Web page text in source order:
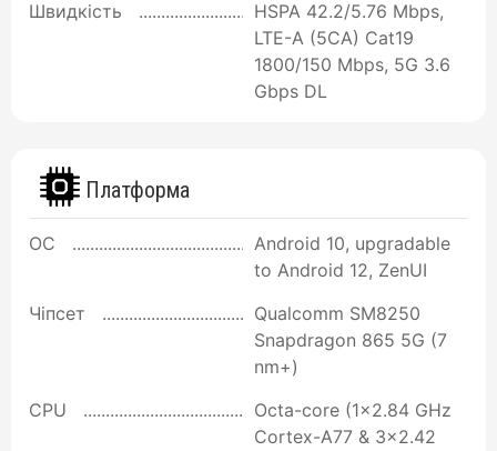
Швидкість
HSPA 42.2/5.76 Mbps,
LTE-A (5CA) Cat19
1800/150 Mbps, 5G 3.6
Gbps DL
Платформа
ОС
Android 10, upgradable
to Android 12, ZenUI
Чіпсет
Qualcomm SM8250
Snapdragon 865 5G (7
nm+)
CPU
Octa-core (1x2.84 GHz
Cortex-A77 & 3x2.42